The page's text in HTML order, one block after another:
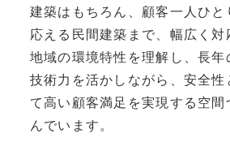
建築はもちろん、顧客一人ひと
応える民間建築まで、幅広く対
地域の環境特性を理解し、長年
技術力を活かしながら、安全性
て高い顧客満足を実現する空間
んでいます。